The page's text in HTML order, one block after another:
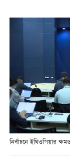
নির্বাচনে ইথিওপিয়ার